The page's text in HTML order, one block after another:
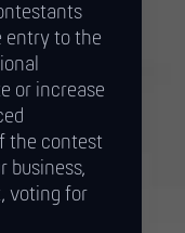
entry to the
or increase
the contest
business,
voting for